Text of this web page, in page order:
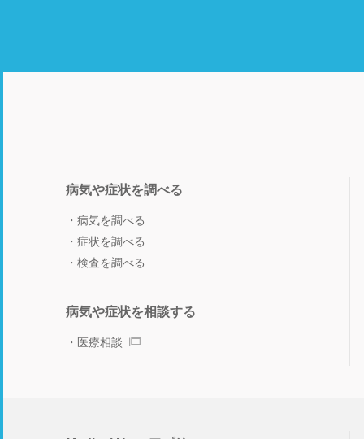
病気や症状を調べる
病気を調べる
症状を調べる
検査を調べる
病気や症状を相談する
医療相談